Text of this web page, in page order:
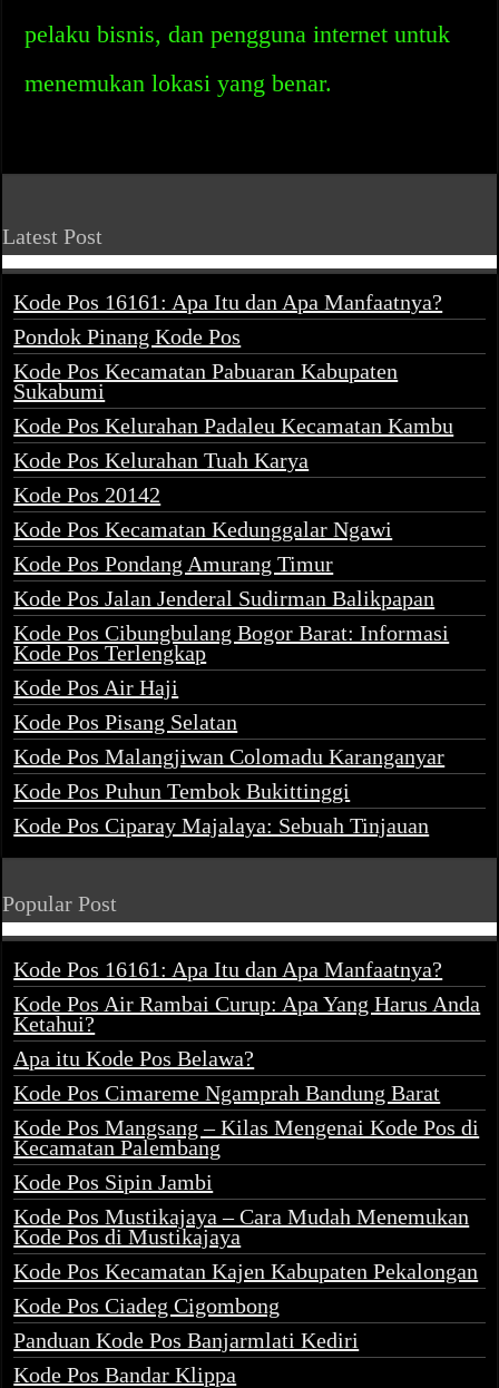
pelaku bisnis, dan pengguna internet untuk
menemukan lokasi yang benar.
Latest Post
Kode Pos 16161: Apa Itu dan Apa Manfaatnya?
Pondok Pinang Kode Pos
Kode Pos Kecamatan Pabuaran Kabupaten
Sukabumi
Kode Pos Kelurahan Padaleu Kecamatan Kambu
Kode Pos Kelurahan Tuah Karya
Kode Pos 20142
Kode Pos Kecamatan Kedunggalar Ngawi
Kode Pos Pondang Amurang Timur
Kode Pos Jalan Jenderal Sudirman Balikpapan
Kode Pos Cibungbulang Bogor Barat: Informasi
Kode Pos Terlengkap
Kode Pos Air Haji
Kode Pos Pisang Selatan
Kode Pos Malangjiwan Colomadu Karanganyar
Kode Pos Puhun Tembok Bukittinggi
Kode Pos Ciparay Majalaya: Sebuah Tinjauan
Popular Post
Kode Pos 16161: Apa Itu dan Apa Manfaatnya?
Kode Pos Air Rambai Curup: Apa Yang Harus Anda
Ketahui?
Apa itu Kode Pos Belawa?
Kode Pos Cimareme Ngamprah Bandung Barat
Kode Pos Mangsang – Kilas Mengenai Kode Pos di
Kecamatan Palembang
Kode Pos Sipin Jambi
Kode Pos Mustikajaya – Cara Mudah Menemukan
Kode Pos di Mustikajaya
Kode Pos Kecamatan Kajen Kabupaten Pekalongan
Kode Pos Ciadeg Cigombong
Panduan Kode Pos Banjarmlati Kediri
Kode Pos Bandar Klippa